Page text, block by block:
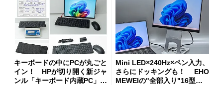
キーボードの中にPCが丸ごと
イン！ HPが切り開く新ジャ
ンル「キーボード内蔵PC」の
Mini LED×240Hz×ペン入力、
さらにドッキングも！ EHO
MEWEIの"全部入り"16型モ